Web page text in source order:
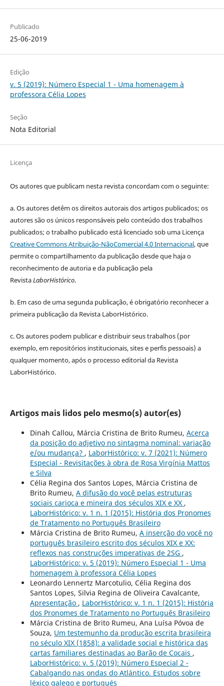
Publicado
25-06-2019
Edição
v. 5 (2019): Número Especial 1 - Uma homenagem à
professora Célia Lopes
Seção
Nota Editorial
Licença
Os autores que publicam nesta revista concordam com o seguinte:
a.Os autores detêm os direitos autorais dos artigos publicados; os
autores são os únicos responsáveis pelo conteúdo dos trabalhos
publicados; o trabalho publicado está licenciado sob uma Licença
Creative Commons Atribuição-NãoComercial 4.0 Internacional, que
permite o compartilhamento da publicação desde que haja o
reconhecimento de autoria e da publicação pela
RevistaLaborHistórico.
b. Em caso de uma segunda publicação, é obrigatório reconhecer a
primeira publicação da Revista LaborHistórico.
c. Os autores podem publicar e distribuir seus trabalhos (por
exemplo, em repositórios institucionais, sites e perfis pessoais) a
qualquer momento, após o processo editorial da Revista
LaborHistórico.
Artigos mais lidos pelo mesmo(s) autor(es)
Dinah Callou, Márcia Cristina de Brito Rumeu, Acerca
da posição do adjetivo no sintagma nominal: variação
e/ou mudança? , LaborHistórico: v. 7 (2021): Número
Especial - Revisitações à obra de Rosa Virgínia Mattos
e Silva
Célia Regina dos Santos Lopes, Márcia Cristina de
Brito Rumeu, A difusão do você pelas estruturas
sociais carioca e mineira dos séculos XIX e XX ,
LaborHistórico: v. 1 n. 1 (2015): História dos Pronomes
de Tratamento no Português Brasileiro
Márcia Cristina de Brito Rumeu, A inserção do você no
português brasileiro escrito dos séculos XIX e XX:
reflexos nas construções imperativas de 2SG ,
LaborHistórico: v. 5 (2019): Número Especial 1 - Uma
homenagem à professora Célia Lopes
Leonardo Lennertz Marcotulio, Célia Regina dos
Santos Lopes, Silvia Regina de Oliveira Cavalcante,
Apresentação , LaborHistórico: v. 1 n. 1 (2015): História
dos Pronomes de Tratamento no Português Brasileiro
Márcia Cristina de Brito Rumeu, Ana Luísa Póvoa de
Souza, Um testemunho da produção escrita brasileira
no século XIX (1858): a validade social e histórica das
cartas familiares destinadas ao Barão de Cocais ,
LaborHistórico: v. 5 (2019): Número Especial 2 -
Cabalgando nas ondas do Atlántico. Estudos sobre
léxico galego e portugués